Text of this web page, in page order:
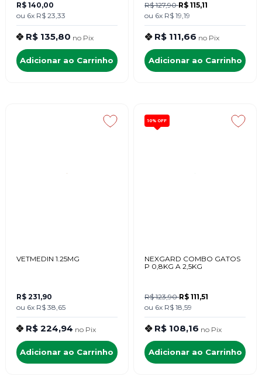
R$ 140,00
ou 6x R$ 23,33
R$ 135,80 no Pix
Adicionar ao Carrinho
R$ 127,90R$ 115,11
ou 6x R$ 19,19
R$ 111,66 no Pix
Adicionar ao Carrinho
VETMEDIN 1.25MG
R$ 231,90
ou 6x R$ 38,65
R$ 224,94 no Pix
Adicionar ao Carrinho
10% OFF
NEXGARD COMBO GATOS
P 0,8KG A 2,5KG
R$ 123,90R$ 111,51
ou 6x R$ 18,59
R$ 108,16 no Pix
Adicionar ao Carrinho